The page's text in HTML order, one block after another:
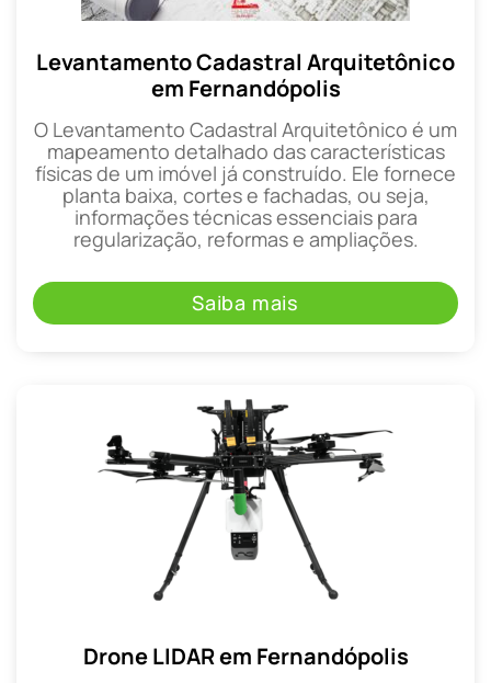
Levantamento Cadastral Arquitetônico
em Fernandópolis
O Levantamento Cadastral Arquitetônico é um
mapeamento detalhado das características
físicas de um imóvel já construído. Ele fornece
planta baixa, cortes e fachadas, ou seja,
informações técnicas essenciais para
regularização, reformas e ampliações.
Saiba mais
Drone LIDAR em Fernandópolis